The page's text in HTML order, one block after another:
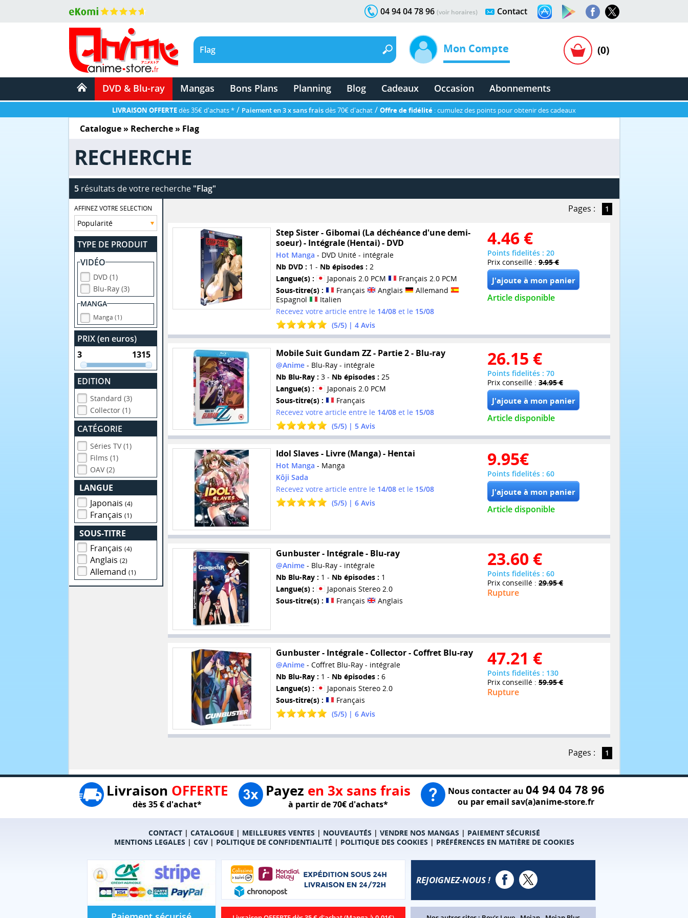
Contact
04 94 04 78 96 (voir horaires)
Mon Compte (0)
DVD & Blu-ray Mangas Bons Plans Planning Blog Cadeaux Occasion Abonnements
LIVRAISON OFFERTEdès 35€ d'achats * / Paiement en 3 x sans fraisdès 70€ d'achat / Offre de fidélité : cumulez des points pour obtenir des cadeaux
Catalogue» Recherche » Flag
RECHERCHE
5résultats de votre recherche "Flag"
AFFINEZ VOTRE SELECTION
TYPE DE PRODUIT
VIDÉO
DVD (1)
Blu-Ray (3)
MANGA
Manga (1)
PRIX (en euros)
EDITION
Standard (3)
Collector (1)
CATÉGORIE
Séries TV (1)
Films (1)
OAV (2)
LANGUE
Japonais(4)
Français(1)
SOUS-TITRE
Français(4)
Anglais(2)
Allemand(1)
Pages : 1
Step Sister - Gibomai (La déchéance d'une demi-
soeur) - Intégrale (Hentai) - DVD
Hot Manga - DVD Unité - intégrale
Nb DVD : 1 - Nb épisodes : 2
Langue(s) :
Japonais 2.0 PCM
Français 2.0 PCM
Sous-titre(s) :
Français Anglais
Allemand
Espagnol
Italien
Recevez votre article entre le 14/08et le 15/08
(5/5) | 4Avis
4.46 €
Points fidelités : 20
Prix conseillé : 9.95 €
Article disponible
Mobile Suit Gundam ZZ - Partie 2 - Blu-ray
@Anime- Blu-Ray - intégrale
Nb Blu-Ray : 3 - Nb épisodes : 25
Langue(s) :
Japonais 2.0 PCM
Sous-titre(s) :
Français
Recevez votre article entre le 14/08et le 15/08
(5/5) | 5Avis
26.15 €
Points fidelités : 70
Prix conseillé : 34.95 €
Article disponible
Idol Slaves - Livre (Manga) - Hentai
Hot Manga - Manga
Kôji Sada
Recevez votre article entre le 14/08et le 15/08
(5/5) | 6Avis
9.95€
Points fidelités : 60
Article disponible
Gunbuster - Intégrale - Blu-ray
@Anime- Blu-Ray - intégrale
Nb Blu-Ray : 1 - Nb épisodes : 1
Langue(s) :
Japonais Stereo 2.0
Sous-titre(s) :
Français Anglais
23.60 €
Points fidelités : 60
Prix conseillé : 29.95 €
Rupture
Gunbuster - Intégrale - Collector - Coffret Blu-ray
@Anime- Coffret Blu-Ray - intégrale
Nb Blu-Ray : 1 - Nb épisodes : 6
Langue(s) :
Japonais Stereo 2.0
Sous-titre(s) :
Français
(5/5) | 6Avis
47.21 €
Points fidelités : 130
Prix conseillé : 59.95 €
Rupture
Pages : 1
Livraison OFFERTE
dès 35 € d'achat*
Payez en 3x sans frais
à partir de 70€ d'achats*
Nous contacter au 04 94 04 78 96
ou par email sav(a)anime-store.fr
CONTACT| CATALOGUE | MEILLEURES VENTES | NOUVEAUTÉS | VENDRE NOS MANGAS | PAIEMENT SÉCURISÉ
MENTIONS LEGALES | CGV| POLITIQUE DE CONFIDENTIALITÉ | POLITIQUE DES COOKIES | PRÉFÉRENCES EN MATIÈRE DE COOKIES
REJOIGNEZ-NOUS !